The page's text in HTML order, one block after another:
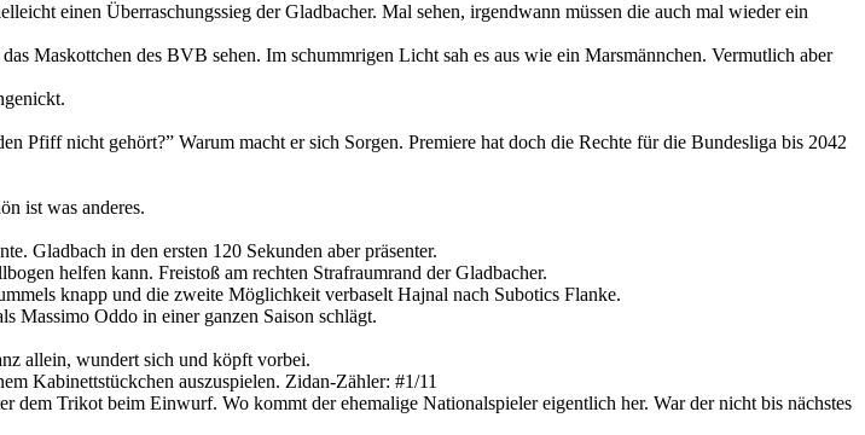
einen Überraschungssieg der Gladbacher. Mal sehen, irgendwann müssen die auch mal wieder ein
Maskottchen des BVB sehen. Im schummrigen Licht sah es aus wie ein Marsmännchen. Vermutlich aber
Pfiff nicht gehört?” Warum macht er sich Sorgen. Premiere hat doch die Rechte für die Bundesliga bis 2042
ist was anderes.
Gladbach in den ersten 120 Sekunden aber präsenter.
helfen kann. Freistoß am rechten Strafraumrand der Gladbacher.
knapp und die zweite Möglichkeit verbaselt Hajnal nach Subotics Flanke.
Massimo Oddo in einer ganzen Saison schlägt.
allein, wundert sich und köpft vorbei.
Kabinettstückchen auszuspielen. Zidan-Zähler: #1/11
dem Trikot beim Einwurf. Wo kommt der ehemalige Nationalspieler eigentlich her. War der nicht bis nächstes